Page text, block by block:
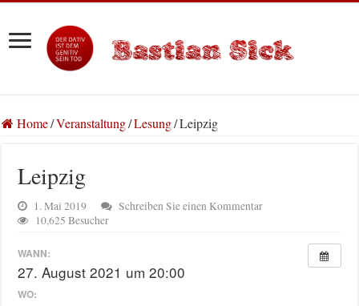
Home/Veranstaltung/Lesung/Leipzig
Leipzig
1. Mai 2019
Schreiben Sie einen Kommentar
10,625 Besucher
WANN:
27. August 2021 um 20:00
WO: